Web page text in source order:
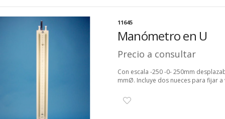
11645
Manómetro en U
Precio a consultar
Con escala -250 -0- 250mm
mmØ. Incluye dos nueces para fijar